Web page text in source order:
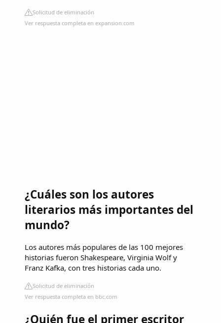
Solicitud de eliminación
Ver respuesta completa en expansion.com
¿Cuáles son los autores
literarios más importantes del
mundo?
Los autores más populares de las 100 mejores
historias fueron Shakespeare, Virginia Wolf y
Franz Kafka, con tres historias cada uno.
Solicitud de eliminación
Ver respuesta completa en bbc.com
¿Quién fue el primer escritor